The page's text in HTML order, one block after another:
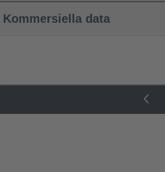
Kommersiella data